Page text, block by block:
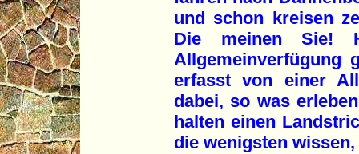
und schon kreisen
Die meinen Sie!
Allgemeinverfügung
erfasst von einer
dabei, so was
halten einen
die wenigsten